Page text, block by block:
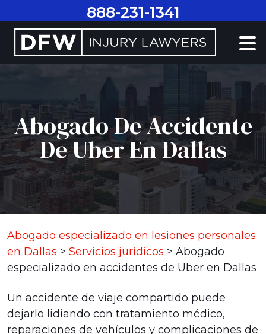
al
contenido
888-231-1341
Abogado De Accidente
De Uber En Dallas
Abogado especializado en lesiones personales
en Dallas > Servicios jurídicos > Abogado
especializado en accidentes de Uber en Dallas
Un accidente de viaje compartido puede
dejarlo lidiando con tratamiento médico,
reparaciones de vehículos y complicaciones de